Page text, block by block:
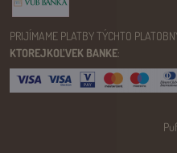
PRIJÍMAME PLATBY TÝCHTO
KTOREJKOĽVEK BANKE: